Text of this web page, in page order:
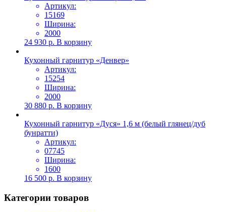
Артикул:
15169
Ширина:
2000
24 930 р. В корзину
Кухонный гарнитур «Денвер»
Артикул:
15254
Ширина:
2000
30 880 р. В корзину
Кухонный гарнитур «Дуся» 1,6 м (белый глянец/дуб
бунратти)
Артикул:
07745
Ширина:
1600
16 500 р. В корзину
Категории товаров